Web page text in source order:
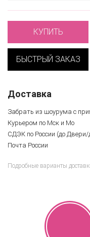
КУПИТЬ
БЫСТРЫЙ ЗАКАЗ
Доставка
Забрать из шоурума с
Курьером по Мск и Мо
СДЭК по России (до
Почта России
Подробные варианты